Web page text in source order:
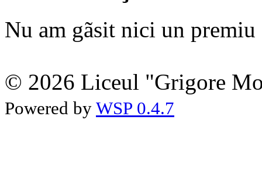
Nu am gãsit nici un premiu
© 2026 Liceul "Grigore
Powered by WSP 0.4.7